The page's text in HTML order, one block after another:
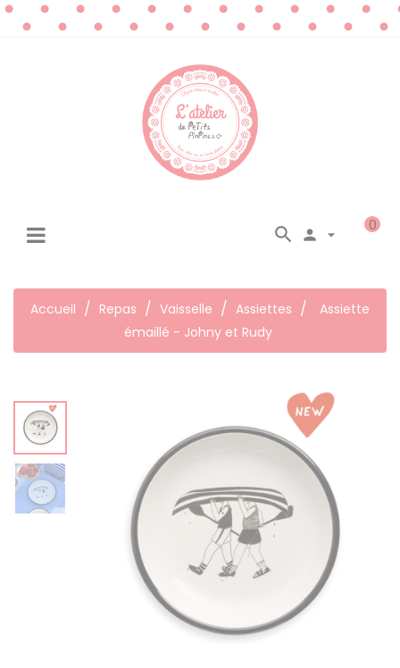
0
 

Accueil Repas Vaisselle Assiettes
Assiette
émaillé - Johny et Rudy